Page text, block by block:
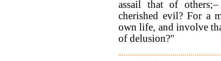
assail that of
cherished evil? For a
own life, and involve
of delusion?"